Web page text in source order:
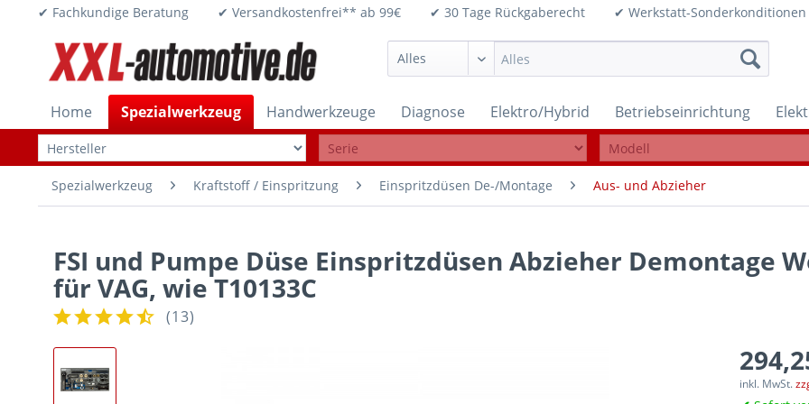
✔ Fachkundige Beratung ✔ Versandkostenfrei** ab 99€ ✔ 30 Tage Rückgaberecht ✔ Werkstatt-
Home Spezialwerkzeug Handwerkzeuge Diagnose Elektro/Hybrid Betriebseinrichtung
Spezialwerkzeug Kraftstoff / Einspritzung Einspritzdüsen De-/Montage Aus- und Abzieher
FSI und Pumpe Düse Einspritzdüsen Abzieher Demontage
für VAG, wie T10133C
(13)
inkl. MwSt.